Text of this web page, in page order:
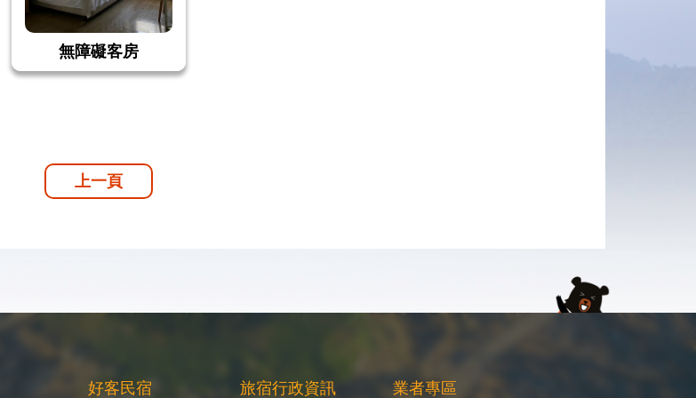
無障礙客房
上一頁
好客民宿
旅宿行政資訊 業者專區